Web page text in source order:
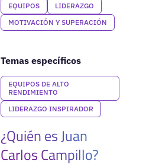
EQUIPOS
LIDERAZGO
MOTIVACIÓN Y SUPERACIÓN
Temas específicos
EQUIPOS DE ALTO
RENDIMIENTO
LIDERAZGO INSPIRADOR
¿Quién es Juan
Carlos Campillo?